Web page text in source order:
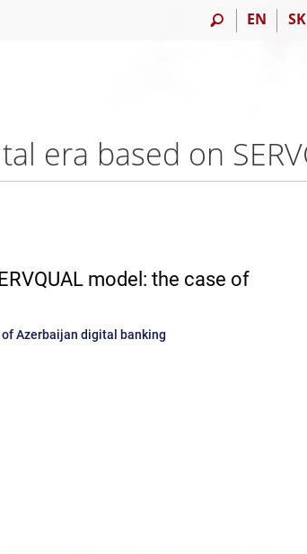
EN SK
model: the case of
Azerbaijan digital banking